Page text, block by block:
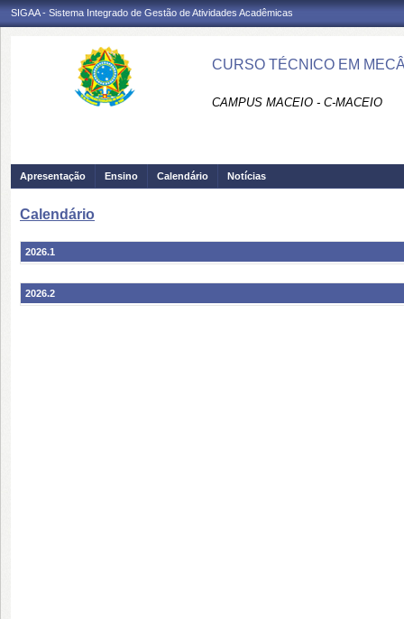
SIGAA - Sistema Integrado de Gestão de Atividades Acadêmicas
CURSO TÉCNICO EM
CAMPUS MACEIO - C-MACEIO
Apresentação Ensino Calendário Notícias
Calendário
2026.1
2026.2